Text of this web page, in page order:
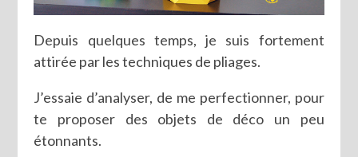
Depuis quelques temps, je suis fortement
attirée par les techniques de pliages.
J’essaie d’analyser, de me perfectionner, pour
te proposer des objets de déco un peu
étonnants.